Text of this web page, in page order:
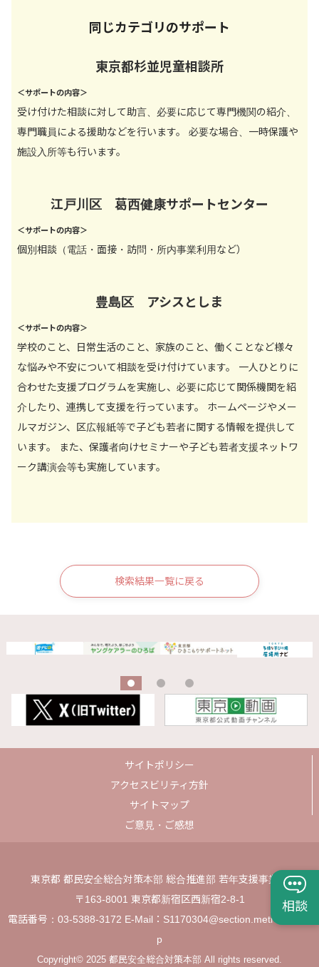
相談
同じカテゴリのサポート
東京都杉並児童相談所
＜サポートの内容＞
受け付けた相談に対して助言、必要に応じて専門機関の紹介、
専門職員による援助などを行います。 必要な場合、一時保護や
施設入所等も行います。
江戸川区 葛西健康サポートセンター
＜サポートの内容＞
個別相談（電話・面接・訪問・所内事業利用など）
豊島区 アシスとしま
＜サポートの内容＞
学校のこと、日常生活のこと、家族のこと、働くことなど様々
な悩みや不安について相談を受け付けています。 一人ひとりに
合わせた支援プログラムを実施し、必要に応じて関係機関を紹
介したり、連携して支援を行っています。 ホームページやメー
ルマガジン、区広報紙等で子ども若者に関する情報を提供して
います。 また、保護者向けセミナーや子ども若者支援ネットワ
ーク講演会等も実施しています。
検索結果一覧に戻る
サイトポリシー
アクセスビリティ方針
サイトマップ
ご意見・ご感想
東京都 都民安全総合対策本部 総合推進部 若年支援事業課
〒163-8001 東京都新宿区西新宿2-8-1
電話番号：03-5388-3172 E-Mail：S1170304@section.metro.tokyo.j
p
Copyright© 2025 都民安全総合対策本部 All rights reserved.